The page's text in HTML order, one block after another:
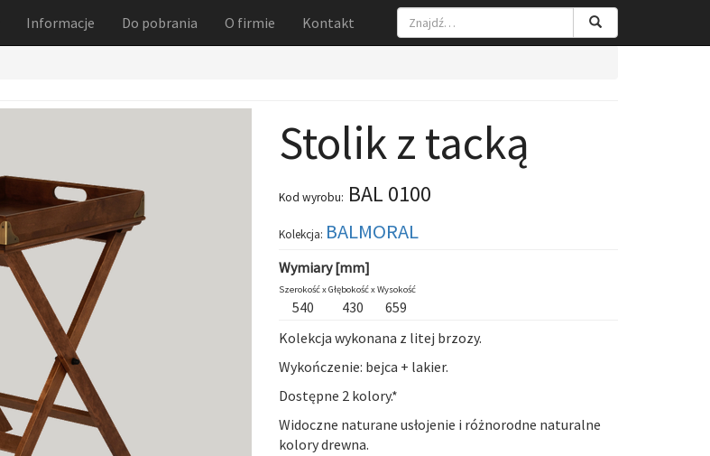
Informacje Do pobrania O firmie Kontakt
Stolik z tacką
Kod wyrobu: BAL 0100
Kolekcja: BALMORAL
Wymiary [mm]
Szerokość xGłębokość xWysokość
540 430
659
Kolekcja wykonana z litej brzozy.
Wykończenie: bejca + lakier.
Dostępne 2 kolory.*
Widoczne naturane usłojenie i różnorodne naturalne
kolory drewna.